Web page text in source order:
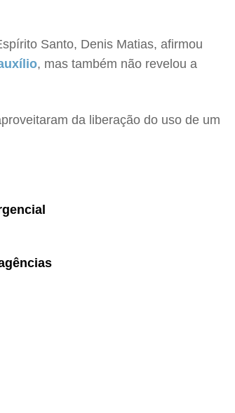
Santo, Denis Matias, afirmou
, mas também não revelou a
da liberação do uso de um